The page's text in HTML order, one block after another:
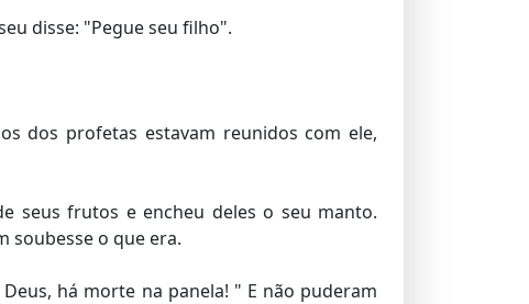
disse: "Pegue seu filho".
dos profetas estavam reunidos com ele,
seus frutos e encheu deles o seu manto.
soubesse o que era.
há morte na panela! " E não puderam